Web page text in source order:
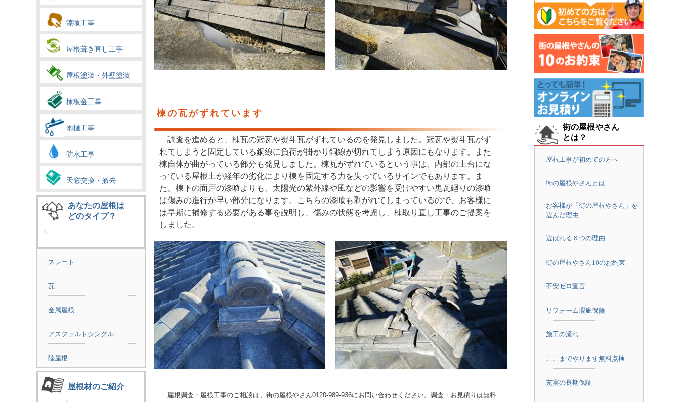
漆喰工事
屋根葺き直し工事
屋根塗装・外壁塗装
棟板金工事
雨樋工事
防水工事
天窓交換・撤去
あなたの屋根は
どのタイプ？
スレート
瓦
金属屋根
アスファルトシングル
陸屋根
屋根材のご紹介
棟の瓦がずれています
調査を進めると、棟瓦の冠瓦や熨斗瓦がずれているのを発見しました。冠瓦や熨斗瓦がず
れてしまうと固定している銅線に負荷が掛かり銅線が切れてしまう原因にもなります。また
棟自体が曲がっている部分も発見しました。棟瓦がずれているという事は、内部の土台にな
っている屋根土が経年の劣化により棟を固定する力を失っているサインでもあります。ま
た、棟下の面戸の漆喰よりも、太陽光の紫外線や風などの影響を受けやすい鬼瓦廻りの漆喰
は傷みの進行が早い部分になります。こちらの漆喰も剥がれてしまっているので、お客様に
は早期に補修する必要がある事を説明し、傷みの状態を考慮し、棟取り直し工事のご提案を
しました。
屋根調査・屋根工事のご相談は、街の屋根やさん0120-989-936にお問い合わせください。調査・お見積りは無料
街の屋根やさん
とは？
屋根工事が初めての方へ
街の屋根やさんとは
お客様が「街の屋根やさん」を
選んだ理由
選ばれる６つの理由
街の屋根やさん10のお約束
不安ゼロ宣言
リフォーム瑕疵保険
施工の流れ
ここまでやります無料点検
充実の長期保証